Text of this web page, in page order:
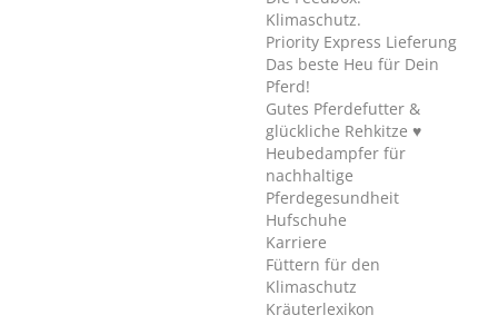
Klimaschutz.
Priority Express Lieferung
Das beste Heu für Dein
Pferd!
Gutes Pferdefutter &
glückliche Rehkitze ♥
Heubedampfer für
nachhaltige
Pferdegesundheit
Hufschuhe
Karriere
Füttern für den
Klimaschutz
Kräuterlexikon